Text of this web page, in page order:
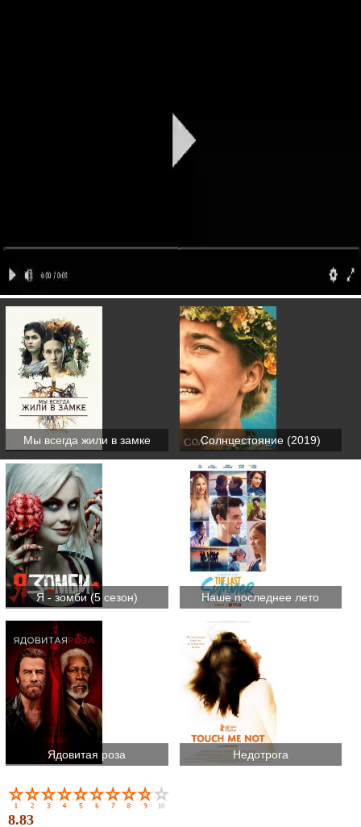
Мы всегда жили в замке Солнцестояние (2019)
Я - зомби (5 сезон) Наше последнее лето
Ядовитая роза Недотрога
8.83